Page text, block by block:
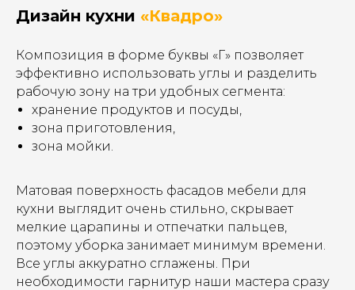
Дизайн кухни «Квадро»
Композиция в форме буквы «Г» позволяет
эффективно использовать углы и разделить
рабочую зону на три удобных сегмента:
хранение продуктов и посуды,
зона приготовления,
зона мойки.
Матовая поверхность фасадов мебели для
кухни выглядит очень стильно, скрывает
мелкие царапины и отпечатки пальцев,
поэтому уборка занимает минимум времени.
Все углы аккуратно сглажены. При
необходимости гарнитур наши мастера сразу